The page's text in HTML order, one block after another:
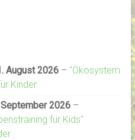
August 2026– "Ökosystem
Kinder
September 2026–
für Kids"